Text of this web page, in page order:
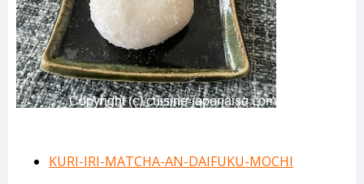
KURI-IRI-MATCHA-AN-DAIFUKU-MOCHI